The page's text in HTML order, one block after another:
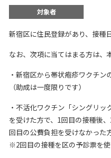
対象者
新宿区に住民登録があり、接種
なお、次項に当てはまる方は、
・新宿区から帯状疱疹ワクチ
（助成は一度限りです）
・不活化ワクチン「シングリ
を受けた方で、1回目の接種後
回目の公費負担を受けなかった
※2回目の接種を区の予診票を使